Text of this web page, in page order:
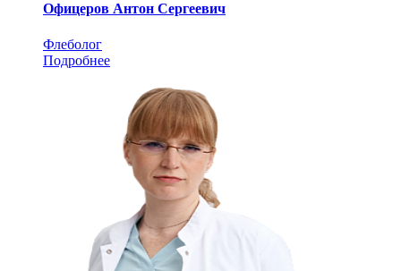
Офицеров Антон Сергеевич
Флеболог
Подробнее